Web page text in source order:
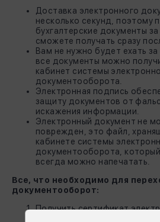
Доставка электронного
несколько секунд, поэтому
бухгалтерские документы
сможете получать сразу
Вам не нужно будет ехать
все документы можно
кабинет системы
документооборота.
Электронная подпись
защиту документов от
искажения информации.
Электронный документ не
поврежден, это файл,
кабинете системы
документооборота,
всегда можно напечатать.
Все, что необходимо для
документооборот:
Получить сертификат